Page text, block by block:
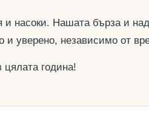
насоки. Нашата бърза и
и уверено, независимо от
година!